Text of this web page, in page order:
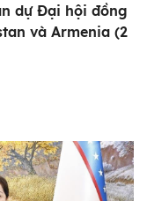
dự Đại hội đồng
và Armenia (2